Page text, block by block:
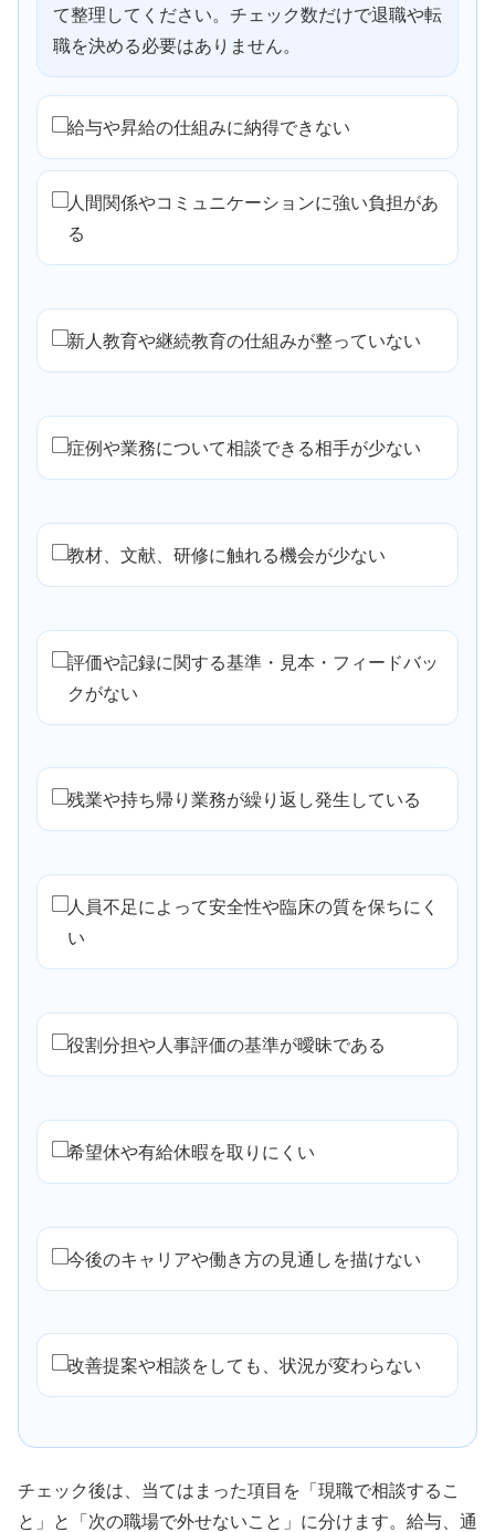
て整理してください。チェック数だけで退職や転
職を決める必要はありません。
給与や昇給の仕組みに納得できない
人間関係やコミュニケーションに強い負担があ
る
新人教育や継続教育の仕組みが整っていない
症例や業務について相談できる相手が少ない
教材、文献、研修に触れる機会が少ない
評価や記録に関する基準・見本・フィードバッ
クがない
残業や持ち帰り業務が繰り返し発生している
人員不足によって安全性や臨床の質を保ちにく
い
役割分担や人事評価の基準が曖昧である
希望休や有給休暇を取りにくい
今後のキャリアや働き方の見通しを描けない
改善提案や相談をしても、状況が変わらない
チェック後は、当てはまった項目を「現職で相談するこ
と」と「次の職場で外せないこと」に分けます。給与、通